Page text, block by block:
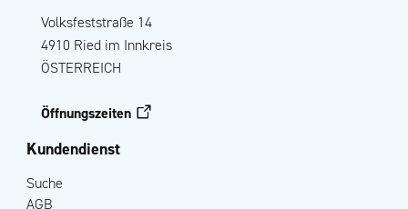
Volksfeststraße 14
4910 Ried im Innkreis
ÖSTERREICH
Öffnungszeiten
Kundendienst
Suche
AGB